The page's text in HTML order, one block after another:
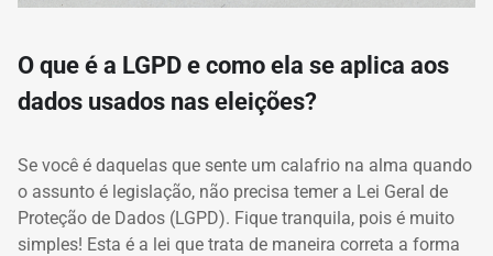
O que é a LGPD e como ela se aplica aos
dados usados nas eleições?
Se você é daquelas que sente um calafrio na alma quando
o assunto é legislação, não precisa temer a Lei Geral de
Proteção de Dados (LGPD). Fique tranquila, pois é muito
simples! Esta é a lei que trata de maneira correta a forma